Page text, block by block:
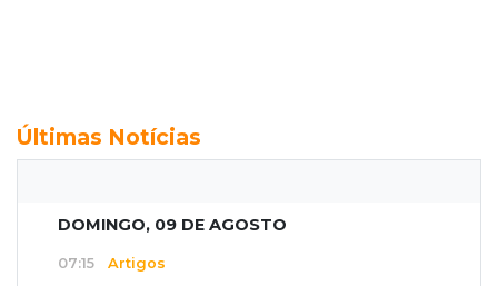
Últimas Notícias
DOMINGO, 09 DE AGOSTO
07:15 Artigos